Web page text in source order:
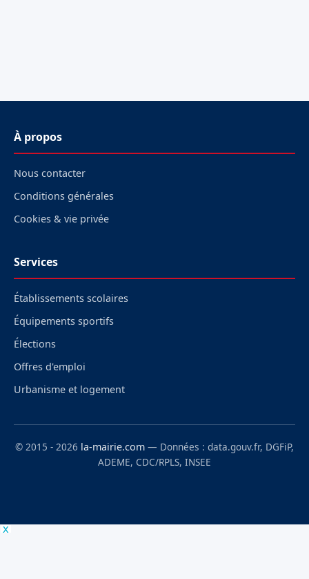
À propos
Nous contacter
Conditions générales
Cookies & vie privée
Services
Établissements scolaires
Équipements sportifs
Élections
Offres d'emploi
Urbanisme et logement
© 2015 - 2026 la-mairie.com — Données : data.gouv.fr, DGFiP,
ADEME, CDC/RPLS, INSEE
x